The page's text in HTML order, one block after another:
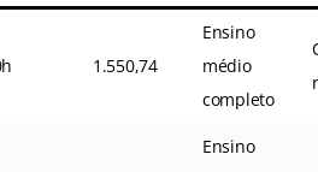
1.550,74
Ensino
médio
completo
Ensino